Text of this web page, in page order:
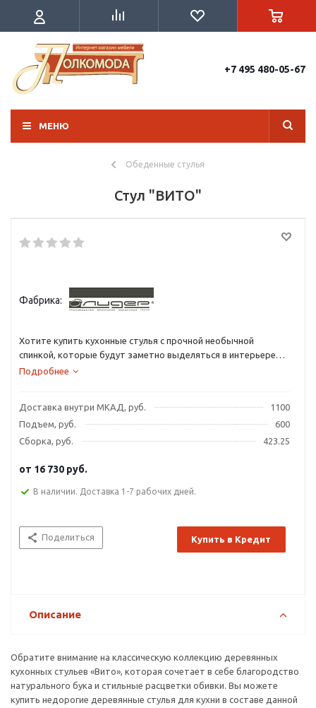
+7 495 480-05-67
МЕНЮ
Обеденные стулья
Стул "ВИТО"
Фабрика:
Хотите купить кухонные стулья с прочной необычной
спинкой, которые будут заметно выделяться в интерьере
вашего жилища?
Подробнее
Доставка внутри МКАД, руб.
1100
Подъем, руб.
600
Сборка, руб.
423.25
от 16 730 руб.
В наличии. Доставка 1-7 рабочих дней.
Поделиться Купить в Кредит
Описание
Обратите внимание на классическую коллекцию деревянных
кухонных стульев «Вито», которая сочетает в себе благородство
натурального бука и стильные расцветки обивки. Вы можете
купить недорогие деревянные стулья для кухни в составе данной